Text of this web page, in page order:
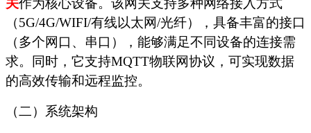
（5G/4G/WIFI/有线以太网/光纤），具备丰富的接口
（多个网口、串口），能够满足不同设备的连接需
求。同时，它支持MQTT物联网协议，可实现数据
的高效传输和远程监控。
（二）系统架构